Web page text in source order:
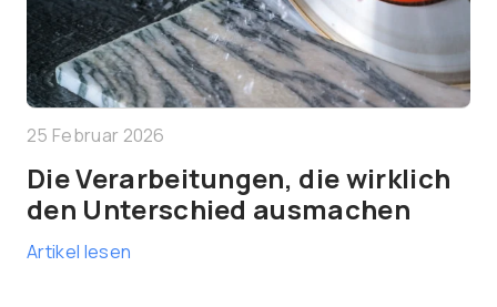
25 Februar 2026
Die Verarbeitungen, die wirklich
den Unterschied ausmachen
Artikel lesen